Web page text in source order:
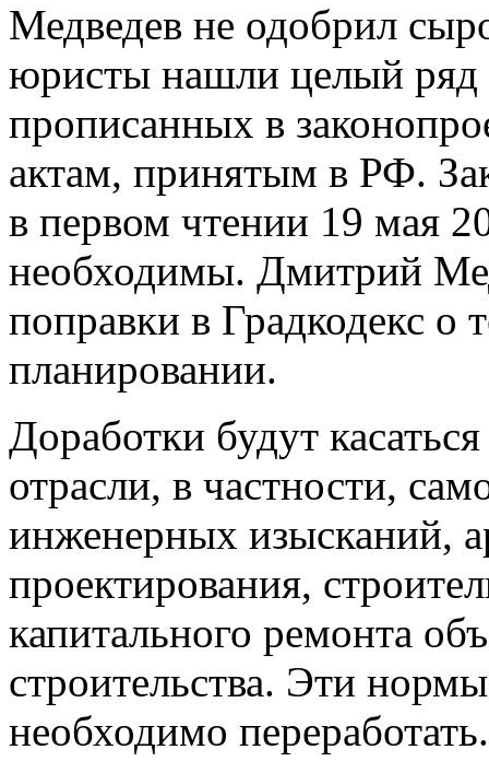
Медведев не одобрил
юристы нашли целый ряд
прописанных в
актам, принятым в РФ.
в первом чтении 19 мая
необходимы. Дмитрий
поправки в Градкодекс о
планировании.
Доработки будут
отрасли, в частности,
инженерных изысканий,
проектирования,
капитального ремонта
строительства. Эти
необходимо переработать.